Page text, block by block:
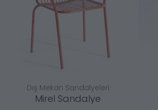
Dış Mekan Sandalyeleri
Mirel Sandalye